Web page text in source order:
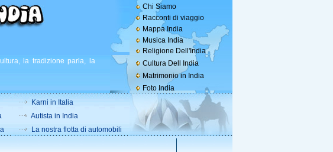
Chi Siamo
Racconti di viaggio
Mappa India
Musica India
Religione Dell'India
la tradizione parla, la
Cultura Dell India
Matrimonio in India
Foto India
Karni in Italia
Autista in India
La nostra flotta di automobili